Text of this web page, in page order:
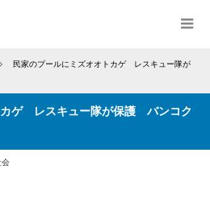
民家のプールにミズオオトカゲ レスキュー隊が
カゲ レスキュー隊が保護 バンコク
会